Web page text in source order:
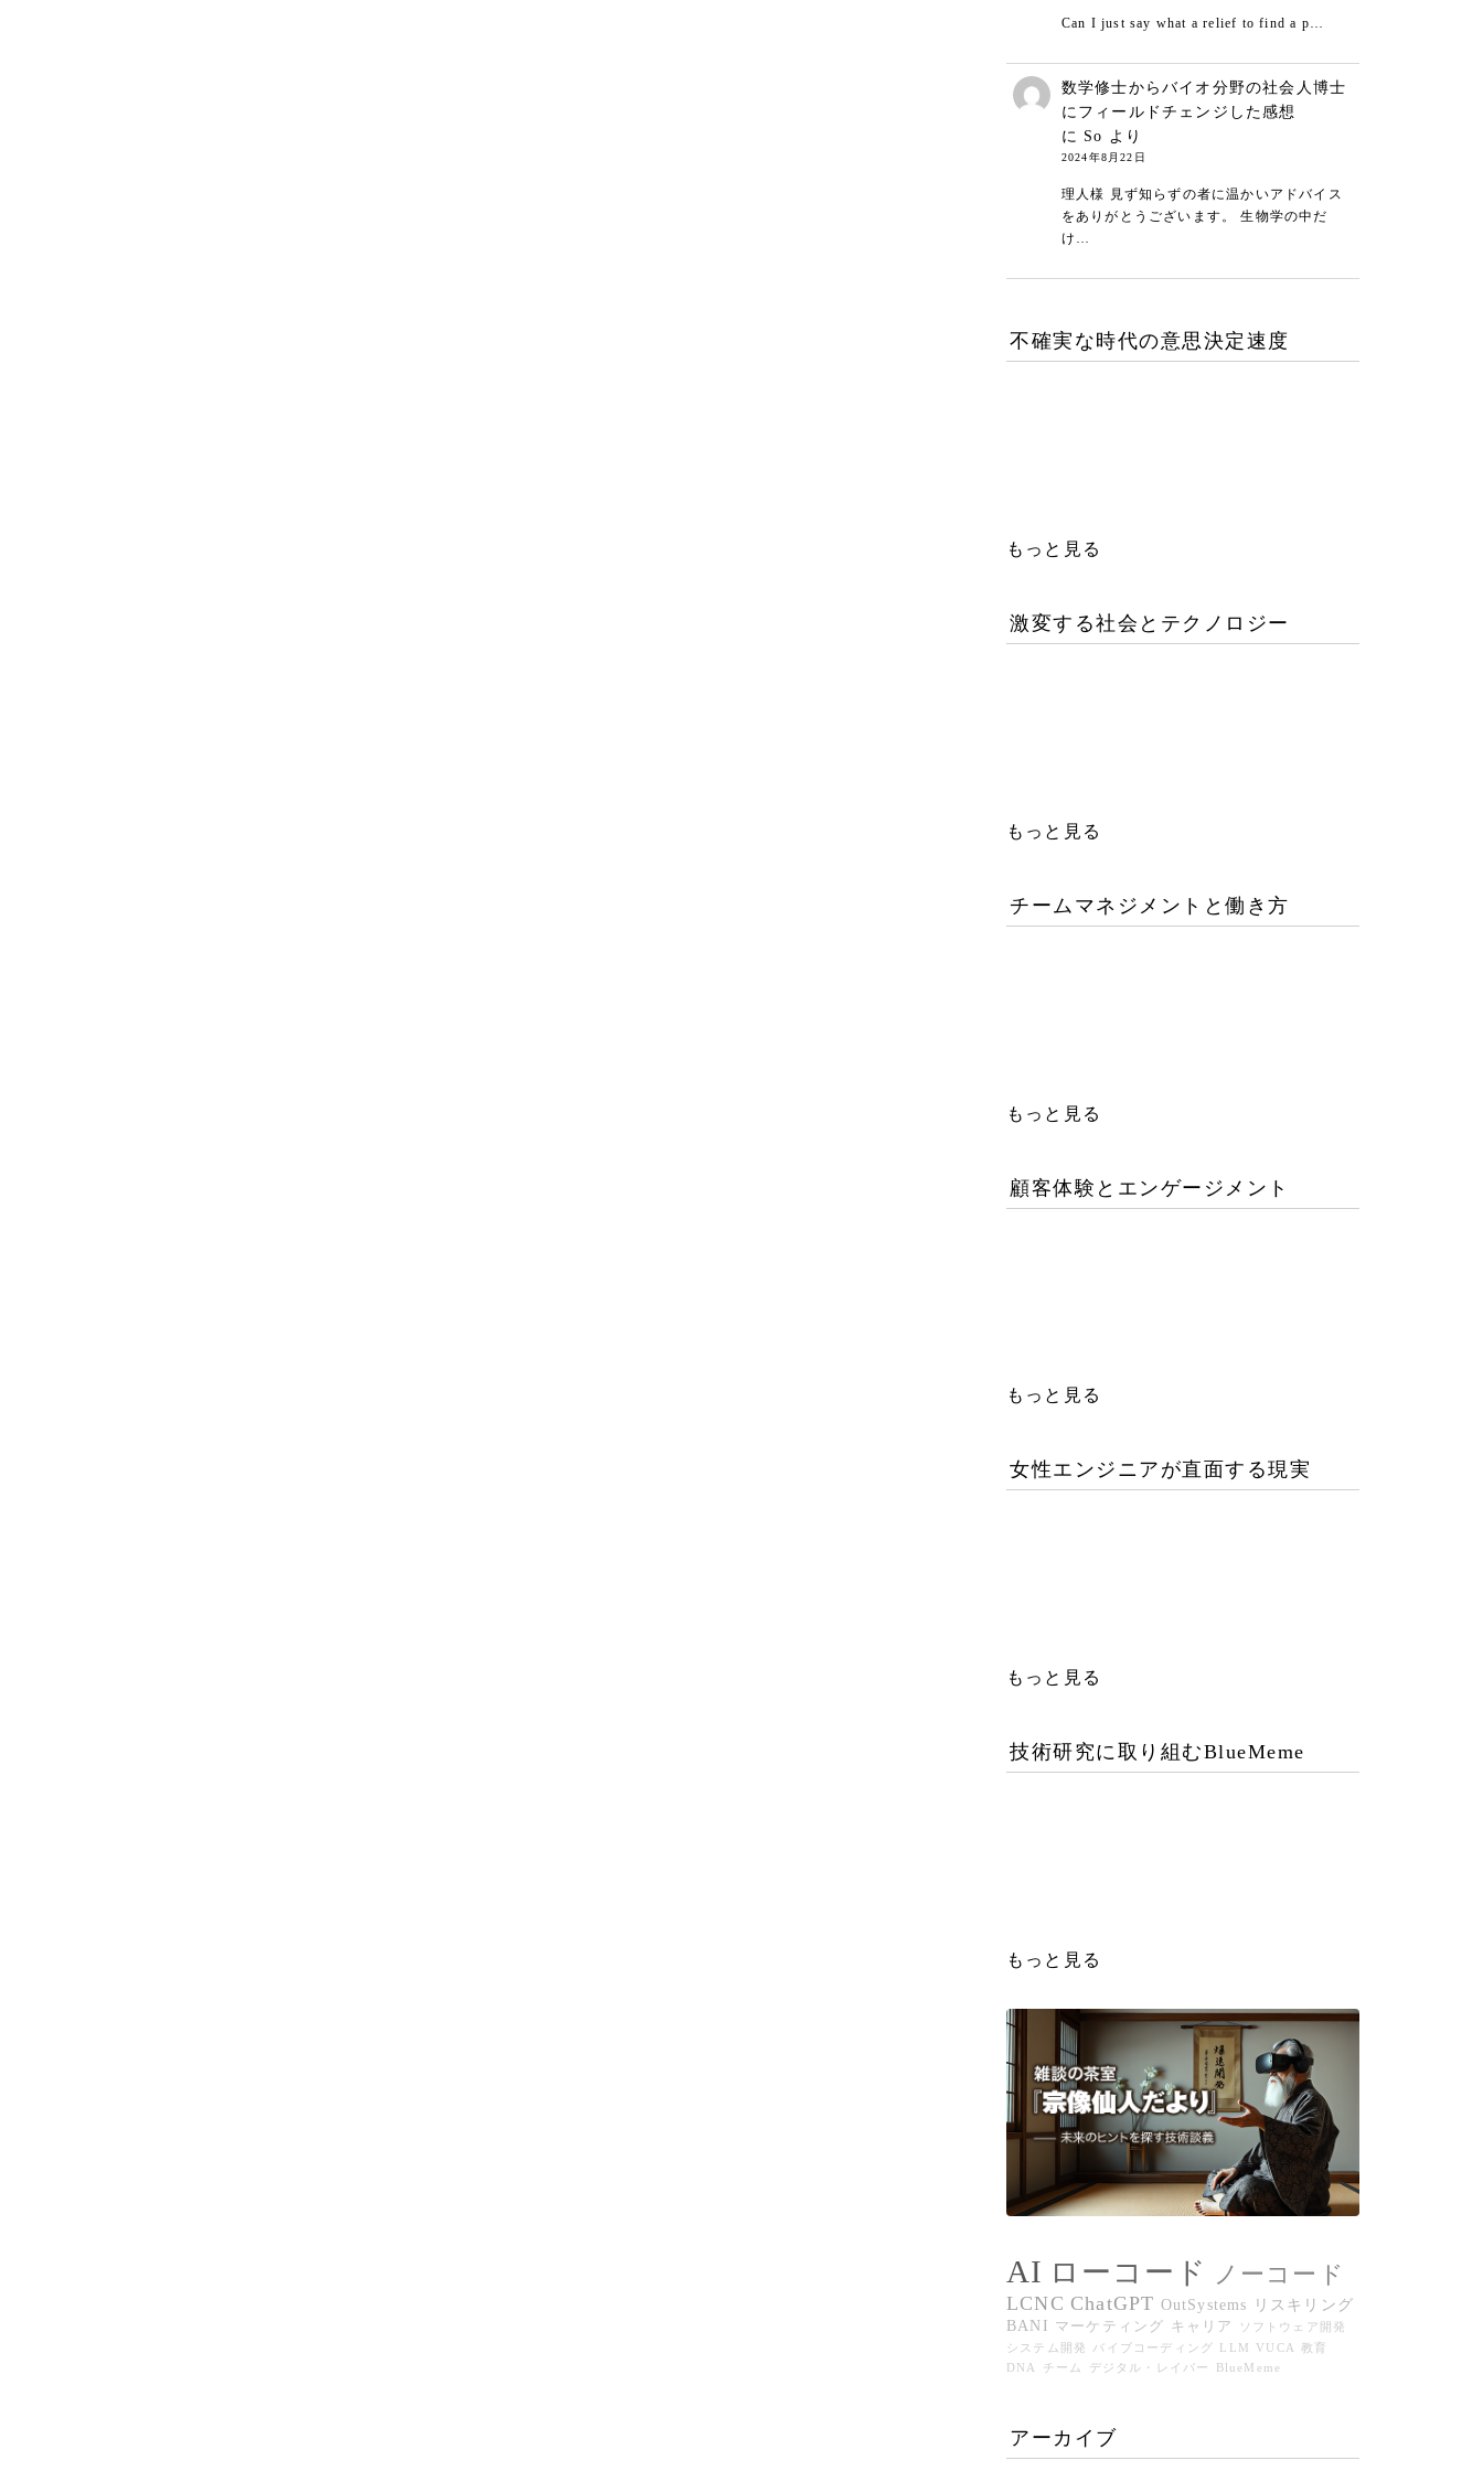
Can I just say what a relief to find a p…
数学修士からバイオ分野の社会人博士
にフィールドチェンジした感想
に So より
2024年8月22日
理人様 見ず知らずの者に温かいアドバイス
をありがとうございます。 生物学の中だ
け…
不確実な時代の意思決定速度
もっと見る
激変する社会とテクノロジー
もっと見る
チームマネジメントと働き方
もっと見る
顧客体験とエンゲージメント
もっと見る
女性エンジニアが直面する現実
もっと見る
技術研究に取り組むBlueMeme
もっと見る
AI ローコード ノーコード
LCNC ChatGPT OutSystems
リスキリング
BANI マーケティング キャリア
ソフトウェア開発
システム開発
バイブコーディング LLM VUCA
教育
DNA
チーム デジタル・レイバー BlueMeme
アーカイブ